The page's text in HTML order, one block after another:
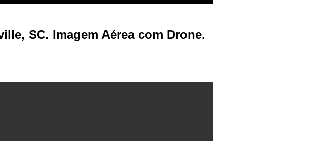
SC. Imagem Aérea com Drone.